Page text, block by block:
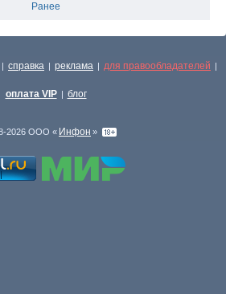
Ранее
| справка | реклама | для правообладателей |
оплата VIP | блог
2026 ООО « Инфон »